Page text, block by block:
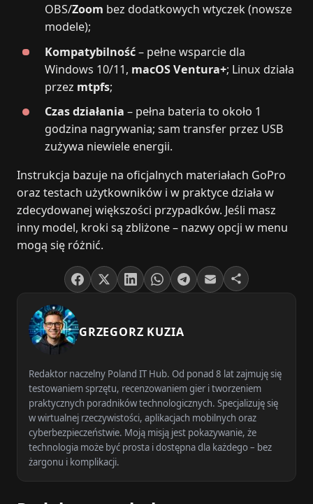
OBS/Zoom bez dodatkowych wtyczek (nowsze
modele);
Kompatybilność– pełne wsparcie dla
Windows 10/11, macOS Ventura+; Linux działa
przez mtpfs;
Czas działania – pełna bateria to około 1
godzina nagrywania; sam transfer przez USB
zużywa niewiele energii.
Instrukcja bazuje na oficjalnych materiałach GoPro
oraz testach użytkowników i w praktyce działa w
zdecydowanej większości przypadków. Jeśli masz
inny model, kroki są zbliżone – nazwy opcji w menu
mogą się różnić.
GRZEGORZ KUZIA
Redaktor naczelny Poland IT Hub. Od ponad 8 lat zajmuję się
testowaniem sprzętu, recenzowaniem gier i tworzeniem
praktycznych poradników technologicznych. Specjalizuję się
w wirtualnej rzeczywistości, aplikacjach mobilnych oraz
cyberbezpieczeństwie. Moją misją jest pokazywanie, że
technologia może być prosta i dostępna dla każdego – bez
żargonu i komplikacji.